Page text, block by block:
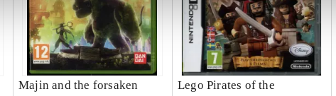
Majin and the forsaken
Lego Pirates of the